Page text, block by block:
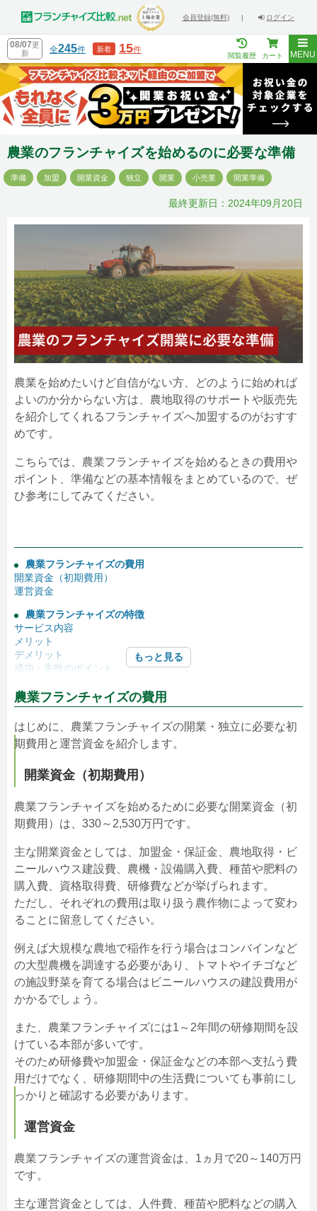
会員登録(無料) | ログイン
08/07更
新
全245件 新着 15件
閲覧履歴 カート MENU
農業のフランチャイズを始めるのに必要な準備
準備 加盟 開業資金 独立 開業 小売業 開業準備
最終更新日：2024年09月20日
農業を始めたいけど自信がない方、どのように始めれば
よいのか分からない方は、農地取得のサポートや販売先
を紹介してくれるフランチャイズへ加盟するのがおすす
めです。
こちらでは、農業フランチャイズを始めるときの費用や
ポイント、準備などの基本情報をまとめているので、ぜ
ひ参考にしてみてください。
農業フランチャイズの費用
開業資金（初期費用）
運営資金
農業フランチャイズの特徴
サービス内容
メリット
デメリット
成功・失敗のポイント
農業フランチャイズを始めるときの準備
資格取得
農地・ビニールハウス
農機や設備
農業フランチャイズ本部選びのポイント
もっと見る
農業フランチャイズの費用
はじめに、農業フランチャイズの開業・独立に必要な初
期費用と運営資金を紹介します。
開業資金（初期費用）
農業フランチャイズを始めるために必要な開業資金（初
期費用）は、330～2,530万円です。
主な開業資金としては、加盟金・保証金、農地取得・ビ
ニールハウス建設費、農機・設備購入費、種苗や肥料の
購入費、資格取得費、研修費などが挙げられます。
ただし、それぞれの費用は取り扱う農作物によって変わ
ることに留意してください。
例えば大規模な農地で稲作を行う場合はコンバインなど
の大型農機を調達する必要があり、トマトやイチゴなど
の施設野菜を育てる場合はビニールハウスの建設費用が
かかるでしょう。
また、農業フランチャイズには1～2年間の研修期間を設
けている本部が多いです。
そのため研修費や加盟金・保証金などの本部へ支払う費
用だけでなく、研修期間中の生活費についても事前にし
っかりと確認する必要があります。
運営資金
農業フランチャイズの運営資金は、1ヵ月で20～140万円
です。
主な運営資金としては、人件費、種苗や肥料などの購入